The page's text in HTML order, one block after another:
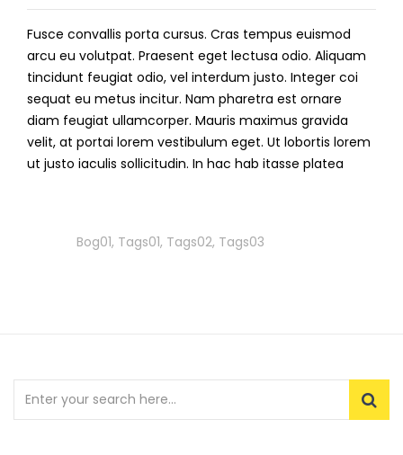
port
1
Fusce convallis porta cursus. Cras tempus euismod
arcu eu volutpat. Praesent eget lectusa odio. Aliquam
tincidunt feugiat odio, vel interdum justo. Integer coi
sequat eu metus incitur. Nam pharetra est ornare
diam feugiat ullamcorper. Mauris maximus gravida
velit, at portai lorem vestibulum eget. Ut lobortis lorem
ut justo iaculis sollicitudin. In hac hab itasse platea
Bog01, Tags01, Tags02, Tags03